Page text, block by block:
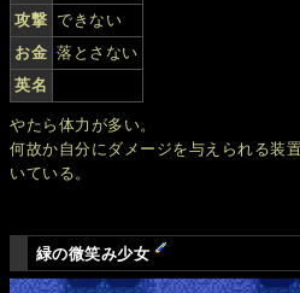
攻撃 できない
お金 落とさない
英名
やたら体力が多い。
何故か自分にダメージを与えられる装
いている。
緑の微笑み少女